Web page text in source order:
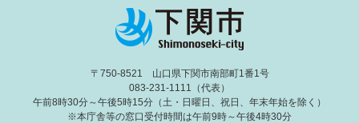
〒750-8521 山口県下関市南部町1番1号
083-231-1111（代表）
午前8時30分～午後5時15分（土・日曜日、祝日、年末年始を除く）
※本庁舎等の窓口受付時間は午前9時～午後4時30分